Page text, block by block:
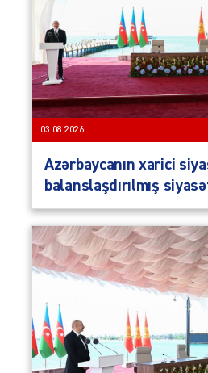
03.08.2026
Azərbaycanın xarici
balanslaşdırılmış